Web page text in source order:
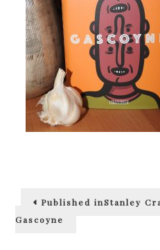
Beitragsnavigation
Published inStanley
Gascoyne